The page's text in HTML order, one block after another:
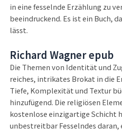
in eine fesselnde Erzählung zu
beeindruckend. Es ist ein Buch,
lässt.
Richard Wagner epub
Die Themen von Identität und
reiches, intrikates Brokat in die
Tiefe, Komplexität und Textur
hinzufügend. Die religiösen
kostenlose einzigartige Schicht
unbestreitbar Fesselndes daran,